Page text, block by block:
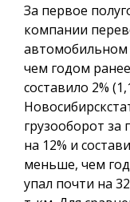
За первое
компании
автомобильном
чем годом
составило 2%
грузооборот за
на 12% и
меньше, чем
упал почти на